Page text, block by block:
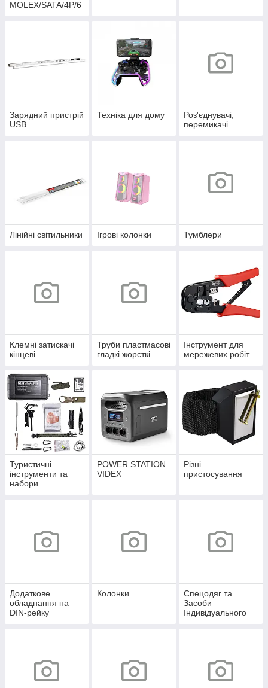
MOLEX/SATA/4P/6
Зарядний пристрій
USB
Техніка для дому
Роз'єднувачі,
перемикачі
Лінійні світильники Ігрові колонки Тумблери
Клемні затискачі
кінцеві
Труби пластмасові
гладкі жорсткі
Інструмент для
мережевих робіт
Туристичні
інструменти та
набори
POWER STATION
VIDEX
Різні
пристосування
Додаткове
обладнання на
DIN-рейку
Колонки
Спецодяг та
Засоби
Індивідуального